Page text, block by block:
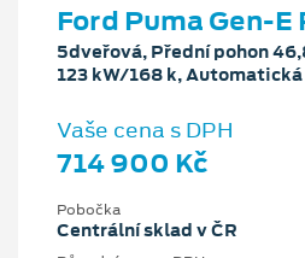
Ford Puma Gen-
5dveřová, Přední pohon
123 kW/168 k,
Vaše cena s DPH
714 900 Kč
Pobočka
Centrální sklad v ČR